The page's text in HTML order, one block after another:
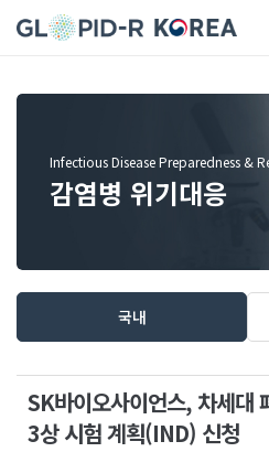
Infectious Disease Preparedness &
감염병 위기대응
국내
SK바이오사이언스, 차세대
3상 시험 계획(IND) 신청